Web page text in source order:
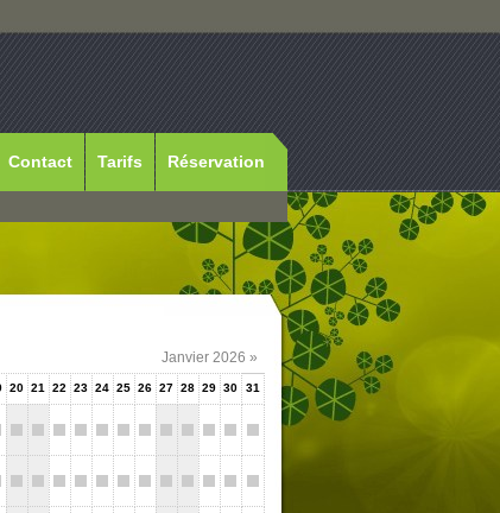
Contact Tarifs Réservation
Janvier 2026 »
20 21 22 23 24 25 26 27 28 29 30 31